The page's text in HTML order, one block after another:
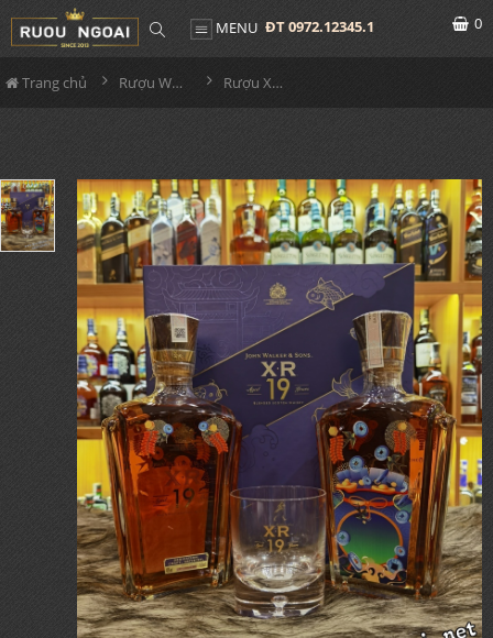
MENU ĐT 0972.12345.1 0
Trang chủ Rượu Whisky Rượu XR 19 Hộp Quà 2023 - Pháo Hoa